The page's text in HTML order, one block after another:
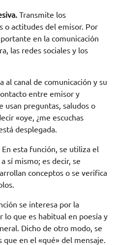
Transmite los
o actitudes del emisor. Por
en la comunicación
las redes sociales y los
al canal de comunicación y su
entre emisor y
usan preguntas, saludos o
«oye, ¿me escuchas
desplegada.
En esta función, se utiliza el
sí mismo; es decir, se
conceptos o se verifica
se interesa por la
lo que es habitual en poesía y
Dicho de otro modo, se
que en el «qué» del mensaje.